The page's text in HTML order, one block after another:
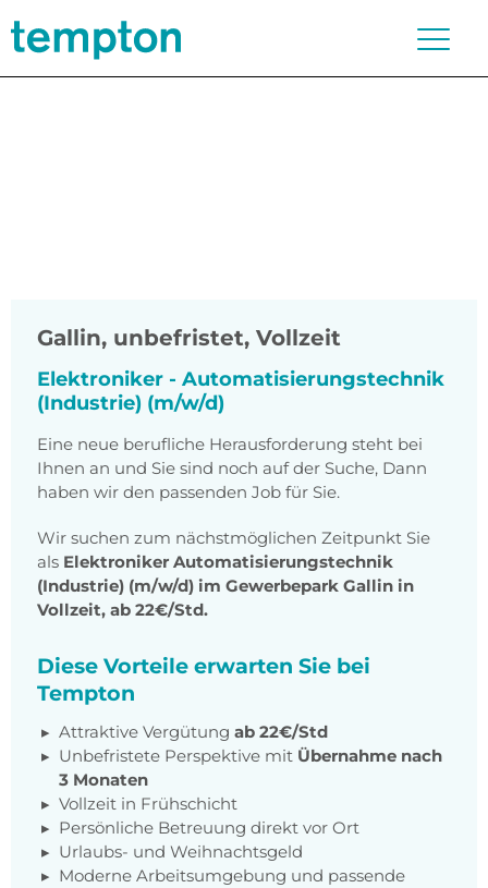
Gallin, unbefristet, Vollzeit
Elektroniker - Automatisierungstechnik
(Industrie) (m/w/d)
Eine neue berufliche Herausforderung steht bei
Ihnen an und Sie sind noch auf der Suche, Dann
haben wir den passenden Job für Sie.
Wir suchen zum nächstmöglichen Zeitpunkt Sie
als Elektroniker Automatisierungstechnik
(Industrie) (m/w/d) im Gewerbepark Gallin in
Vollzeit, ab 22€/Std.
Diese Vorteile erwarten Sie bei
Tempton
Attraktive Vergütung ab 22€/Std
Unbefristete Perspektive mit Übernahme nach
3 Monaten
Vollzeit in Frühschicht
Persönliche Betreuung direkt vor Ort
Urlaubs- und Weihnachtsgeld
Moderne Arbeitsumgebung und passende